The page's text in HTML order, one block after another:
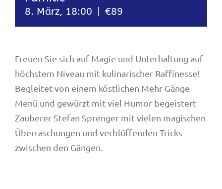
8. März, 18:00 €89
Freuen Sie sich auf Magie und Unterhaltung auf
höchstem Niveau mit kulinarischer Raffinesse!
Begleitet von einem köstlichen Mehr-Gänge-
Menü und gewürzt mit viel Humor begeistert
Zauberer Stefan Sprenger mit vielen magischen
Überraschungen und verblüffenden Tricks
zwischen den Gängen.